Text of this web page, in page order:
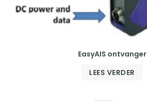
EasyAIS ontvanger
LEES VERDER